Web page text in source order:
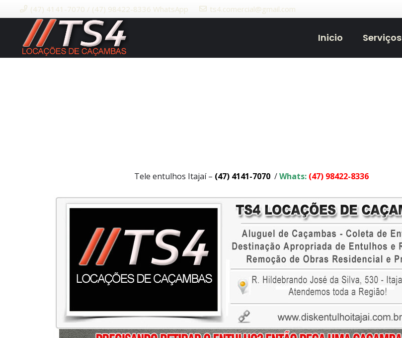
(47) 4141-7070 / (47) 98422-8336 WhatsApp ts4.comercial@gmail.com
Inicio Serviços
Tele entulhos Itajaí – (47) 4141-7070 /Whats: (47) 98422-8336